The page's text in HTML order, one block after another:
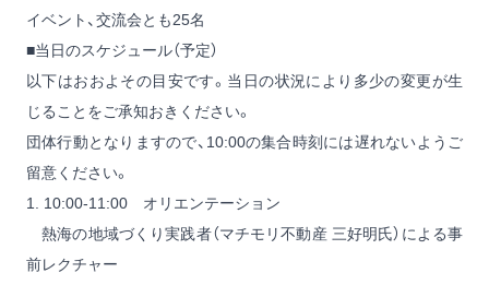
イベント、交流会とも25名
■当日のスケジュール（予定）
以下はおおよその目安です。当日の状況により多少の変更が生
じることをご承知おきください。
団体行動となりますので、10:00の集合時刻には遅れないようご
留意ください。
1. 10:00-11:00 オリエンテーション
熱海の地域づくり実践者（マチモリ不動産 三好明氏）による事
前レクチャー